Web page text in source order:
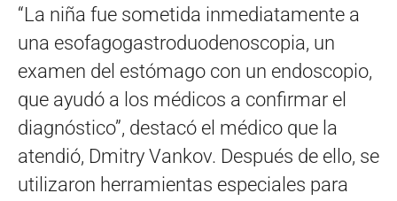
“La niña fue sometida inmediatamente a
una esofagogastroduodenoscopia, un
examen del estómago con un endoscopio,
que ayudó a los médicos a confirmar el
diagnóstico”, destacó el médico que la
atendió, Dmitry Vankov. Después de ello, se
utilizaron herramientas especiales para